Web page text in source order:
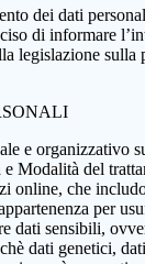
dei dati
di informare
legislazione
e
Modalità del
online, che
per
dati sensibili,
dati genetici,